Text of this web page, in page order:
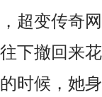
超变传奇
下撤回来
时候，她